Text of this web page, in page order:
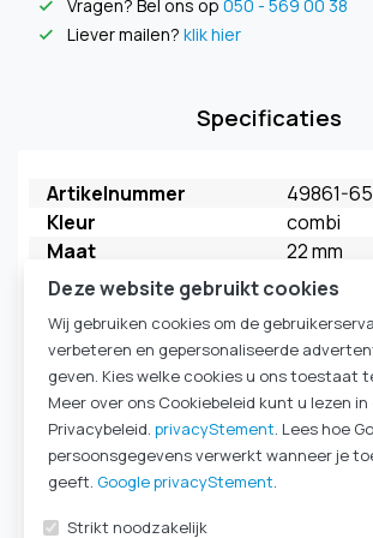
check Vragen? Bel ons op 050 - 569 00 38
check Liever mailen? klik hier
Specificaties
Artikelnummer
49861-
Kleur
combi
Maat
22 mm
Merk
FAHL
Verpakkingseenheid
5 stuks
HME Ademweerstand
HighFlow
kleur behuizing
turquoise
kleur deksel
HME Type
HME
Komt ook voor in
Deze website gebruikt cookies
Wij gebruiken cookies om de
verbeteren en gepersonaliseerde
geven. Kies welke cookies u ons toestaat
Meer over ons Cookiebeleid kunt u lezen in
Privacybeleid. privacyStement. Lees hoe
persoonsgegevens verwerkt wanneer je
geeft. Google privacyStement.
Strikt noodzakelijk